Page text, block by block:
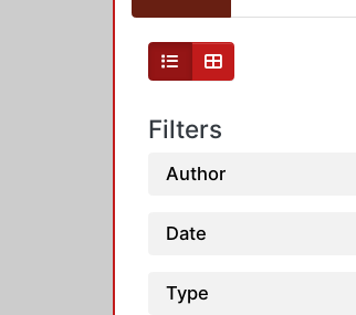
Filters
Author
Date
Type